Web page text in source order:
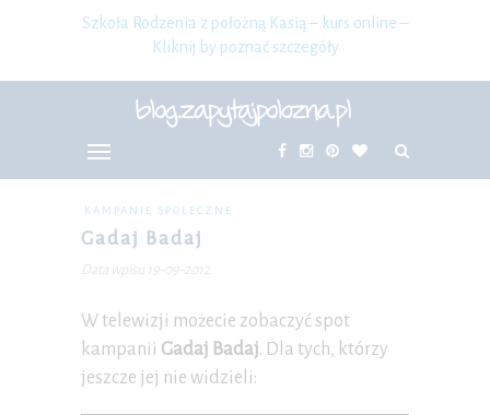
Szkoła Rodzenia z położną Kasią – kurs online –
Kliknij by poznać szczegóły
KAMPANIE SPOŁECZNE
Gadaj Badaj
Data wpisu 19-09-2012
W telewizji możecie zobaczyć spot
kampanii Gadaj Badaj . Dla tych, którzy
jeszcze jej nie widzieli: